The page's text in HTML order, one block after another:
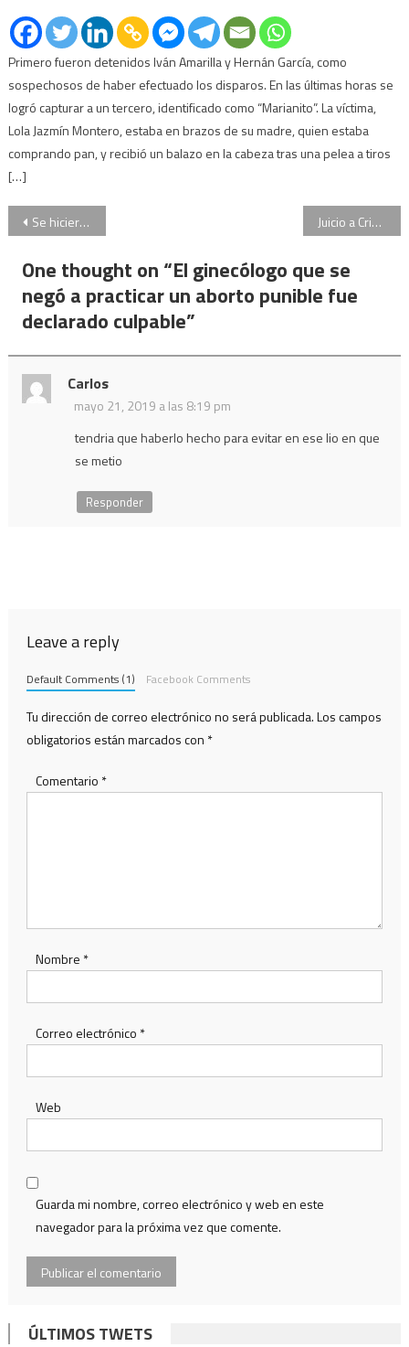
Primero fueron detenidos Iván Amarilla y Hernán García, como
sospechosos de haber efectuado los disparos. En las últimas horas se
logró capturar a un tercero, identificado como “Marianito”. La víctima,
Lola Jazmín Montero, estaba en brazos de su madre, quien estaba
comprando pan, y recibió un balazo en la cabeza tras una pelea a tiros
[…]
Navegación
de
entradas
Se hicieron pasar por pacientes y asesinaron al padre de una cardióloga Juicio a Cristina: los dirigentes políticos que la acompañarán en Comodoro Py
One thought on “El ginecólogo que se
negó a practicar un aborto punible fue
declarado culpable”
Carlos
mayo 21, 2019 a las 8:19 pm
tendria que haberlo hecho para evitar en ese lio en que
se metio
Responder
Leave a reply
Default Comments (1) Facebook Comments
Tu dirección de correo electrónico no será publicada.Los campos
obligatorios están marcados con *
Comentario *
Nombre *
Correo electrónico *
Web
Guarda mi nombre, correo electrónico y web en este
navegador para la próxima vez que comente.
ÚLTIMOS TWETS